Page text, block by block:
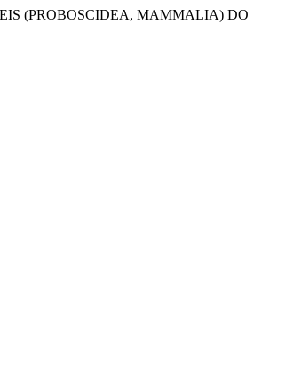
(PROBOSCIDEA, MAMMALIA) DO